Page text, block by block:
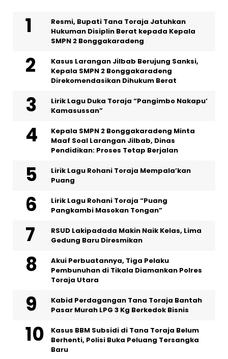
Resmi, Bupati Tana Toraja Jatuhkan
Hukuman Disiplin Berat kepada Kepala
SMPN 2 Bonggakaradeng
Kasus Larangan Jilbab Berujung Sanksi,
Kepala SMPN 2 Bonggakaradeng
Direkomendasikan Dihukum Berat
Lirik Lagu Duka Toraja “Pangimbo Nakapu’
Kamasussan”
Kepala SMPN 2 Bonggakaradeng Minta
Maaf Soal Larangan Jilbab, Dinas
Pendidikan: Proses Tetap Berjalan
Lirik Lagu Rohani Toraja Mempala’kan
Puang
Lirik Lagu Rohani Toraja “Puang
Pangkambi Masokan Tongan”
RSUD Lakipadada Makin Naik Kelas, Lima
Gedung Baru Diresmikan
Akui Perbuatannya, Tiga Pelaku
Pembunuhan di Tikala Diamankan Polres
Toraja Utara
Kabid Perdagangan Tana Toraja Bantah
Pasar Murah LPG 3 Kg Berkedok Bisnis
Kasus BBM Subsidi di Tana Toraja Belum
Berhenti, Polisi Buka Peluang Tersangka
Baru